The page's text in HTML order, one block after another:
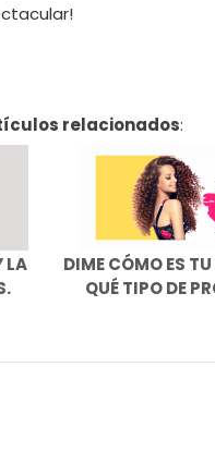
relacionados:
LA
​DIME CÓMO ES
QUÉ TIPO DE